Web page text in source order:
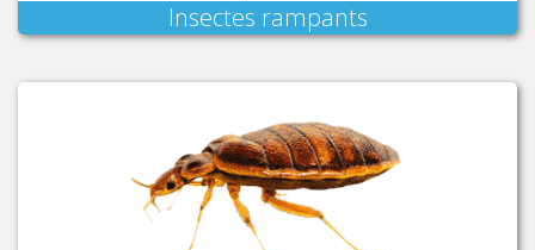
Insectes rampants